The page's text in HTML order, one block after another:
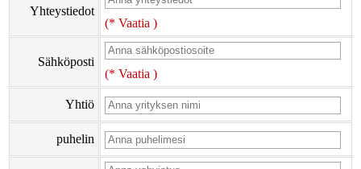
Yhteystiedot
(* Vaatia )
Sähköposti
(* Vaatia )
Yhtiö
puhelin